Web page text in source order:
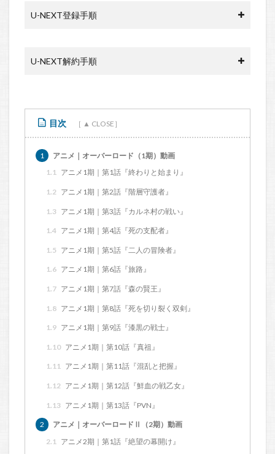
U-NEXT登録手順
U-NEXT解約手順
目次
1
アニメ｜オーバーロード（1期）動画
1.1 アニメ1期｜第1話『終わりと始まり』
1.2 アニメ1期｜第2話『階層守護者』
1.3 アニメ1期｜第3話『カルネ村の戦い』
1.4 アニメ1期｜第4話『死の支配者』
1.5 アニメ1期｜第5話『二人の冒険者』
1.6 アニメ1期｜第6話『旅路』
1.7 アニメ1期｜第7話『森の賢王』
1.8 アニメ1期｜第8話『死を切り裂く双剣』
1.9 アニメ1期｜第9話『漆黒の戦士』
1.10 アニメ1期｜第10話『真祖』
1.11 アニメ1期｜第11話『混乱と把握』
1.12 アニメ1期｜第12話『鮮血の戦乙女』
1.13 アニメ1期｜第13話『PVN』
2
アニメ｜オーバーロードⅡ（2期）動画
2.1
アニメ2期｜第1話『絶望の幕開け』